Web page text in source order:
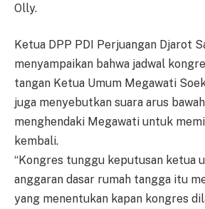
Olly.
Ketua DPP PDI Perjuangan Djarot
menyampaikan bahwa jadwal
tangan Ketua Umum Megawati
juga menyebutkan suara arus
menghendaki Megawati untuk
kembali.
“Kongres tunggu keputusan ketua
anggaran dasar rumah tangga itu
yang menentukan kapan kongres